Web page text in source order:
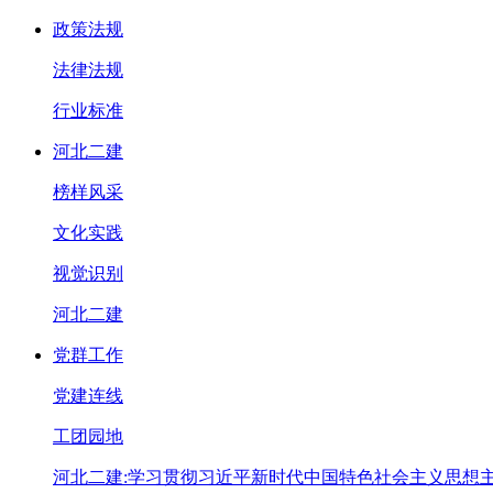
政策法规
法律法规
行业标准
河北二建
榜样风采
文化实践
视觉识别
河北二建
党群工作
党建连线
工团园地
河北二建:学习贯彻习近平新时代中国特色社会主义思想